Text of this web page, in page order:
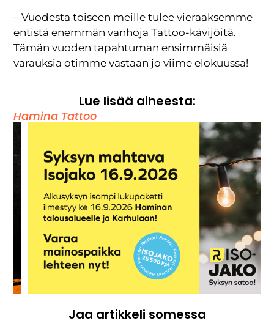
– Vuodesta toiseen meille tulee vieraaksemme
entistä enemmän vanhoja Tattoo-kävijöitä.
Tämän vuoden tapahtuman ensimmäisiä
varauksia otimme vastaan jo viime elokuussa!
Lue lisää aiheesta:
Hamina Tattoo
Jaa artikkeli somessa